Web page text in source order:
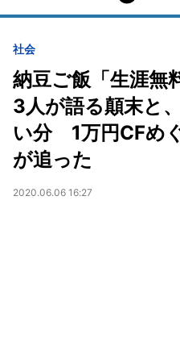
社会
納豆ご飯「生涯無
3人が語る顛末と
い分 1万円CFめ
が追った
2020.06.06 16:27